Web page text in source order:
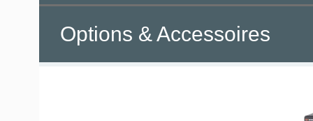
Options & Accessoires